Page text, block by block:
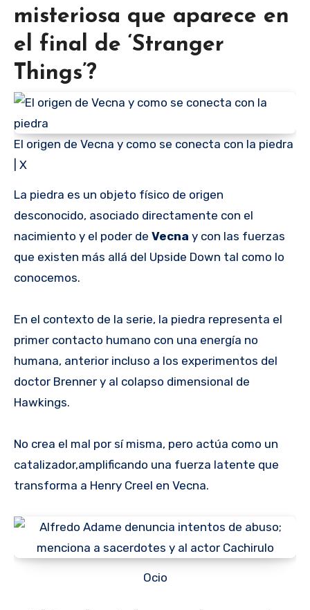
misteriosa que aparece en
el final de ‘Stranger
Things’?
El origen de Vecna y como se conecta con la piedra
| X
La piedra es un objeto físico de origen
desconocido, asociado directamente con el
nacimiento y el poder de Vecna y con las fuerzas
que existen más allá del Upside Down tal como lo
conocemos.
En el contexto de la serie, la piedra representa el
primer contacto humano con una energía no
humana, anterior incluso a los experimentos del
doctor Brenner y al colapso dimensional de
Hawkings.
No crea el mal por sí misma, pero actúa como un
catalizador,amplificando una fuerza latente que
transforma a Henry Creel en Vecna.
Ocio